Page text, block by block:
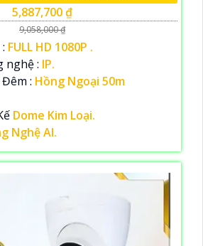
5,887,700 ₫
9,058,000 ₫
FULL HD 1080P .
nghệ : IP.
: Hồng Ngoại 50m
Dome Kim Loại.
Nghệ AI.